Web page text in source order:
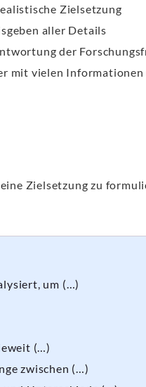
Zielsetzung
aller Details
der
mit vielen
Zielsetzung zu
um (…)
(…)
zwischen (…)